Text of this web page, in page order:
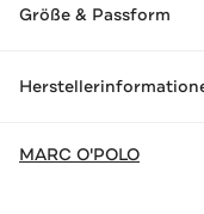
Größe & Passform
MARC O'POLO